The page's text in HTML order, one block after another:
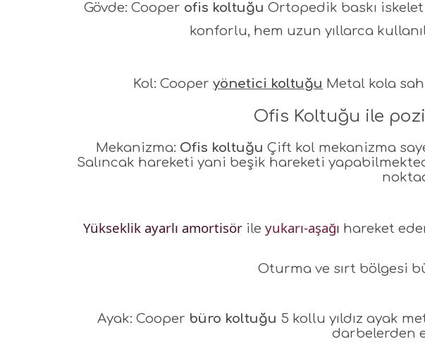
Gövde: Cooper ofis koltuğu Ortopedik baskı
konforlu, hem uzun yıllarca
Kol: Cooper yönetici koltuğu Metal kola
Ofis Koltuğu ile
Mekanizma: Ofis koltuğu Çift kol mekanizma
Salıncak hareketi yani beşik hareketi
Yükseklik ayarlı amortisör ile yukarı-aşağı hareket
Oturma ve sırt bölgesi
Ayak: Cooper büro koltuğu 5 kollu yıldız ayak
darbelerden